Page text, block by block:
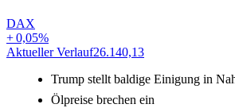
DAX
+0,05%
Aktueller Verlauf26.140,13
Trump stellt baldige Einigung in
Ölpreise brechen ein